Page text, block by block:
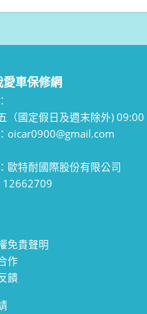
車保修網
（國定假日及週末除外)
oicar0900@gmail.com
歐特耐國際股份有限公司
12662709
免責聲明
作
饋